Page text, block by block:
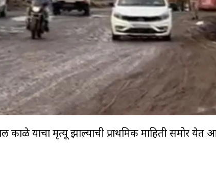
काळे याचा मृत्यू झाल्याची प्राथमिक माहिती समोर